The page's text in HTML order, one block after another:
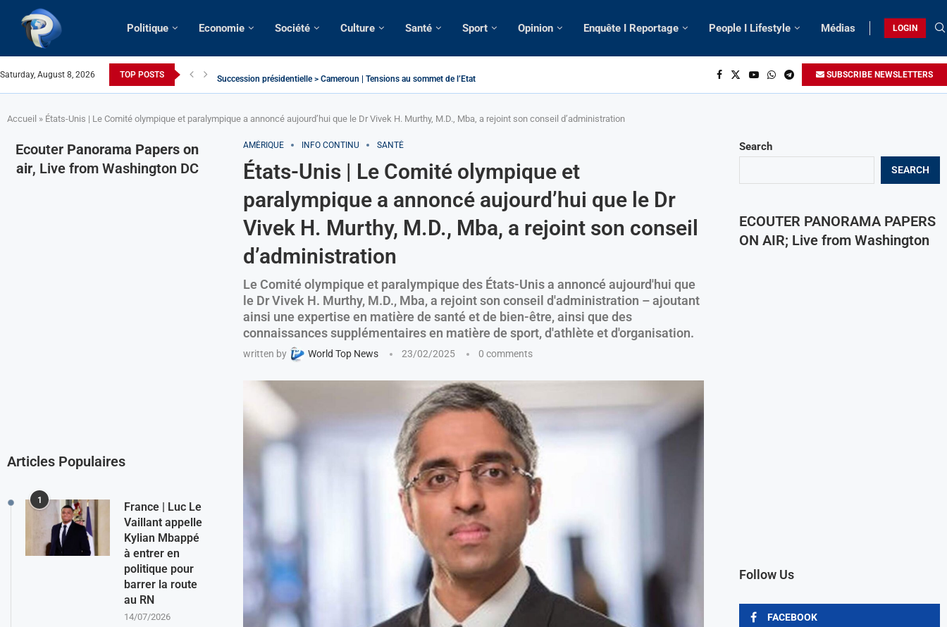
Politique Economie Société Culture Santé Sport Opinion Enquête I Reportage People I Lifestyle Médias LOGIN
Saturday, August 8, 2026 TOP POSTS Succession présidentielle > Cameroun | Tensions au sommet de l’Etat: Le... SUBSCRIBE NEWSLETTERS
Accueil » États-Unis | Le Comité olympique et paralympique a annoncé aujourd’hui que le Dr Vivek H. Murthy, M.D., Mba, a rejoint son conseil d’administration
AMÉRIQUE INFO CONTINU SANTÉ
États-Unis | Le Comité olympique et
paralympique a annoncé aujourd’hui que le Dr
Vivek H. Murthy, M.D., Mba, a rejoint son conseil
d’administration
Le Comité olympique et paralympique des États-Unis a annoncé aujourd'hui que
le Dr Vivek H. Murthy, M.D., Mba, a rejoint son conseil d'administration – ajoutant
ainsi une expertise en matière de santé et de bien-être, ainsi que des
connaissances supplémentaires en matière de sport, d'athlète et d'organisation.
written by World Top News 23/02/2025 0 comments
Search
SEARCH
ECOUTER PANORAMA PAPERS
ON AIR; Live from Washington
Follow Us
FACEBOOK
Ecouter Panorama Papers on
air, Live from Washington DC
Articles Populaires
1
France | Luc Le
Vaillant appelle
Kylian Mbappé
à entrer en
politique pour
barrer la route
au RN
14/07/2026